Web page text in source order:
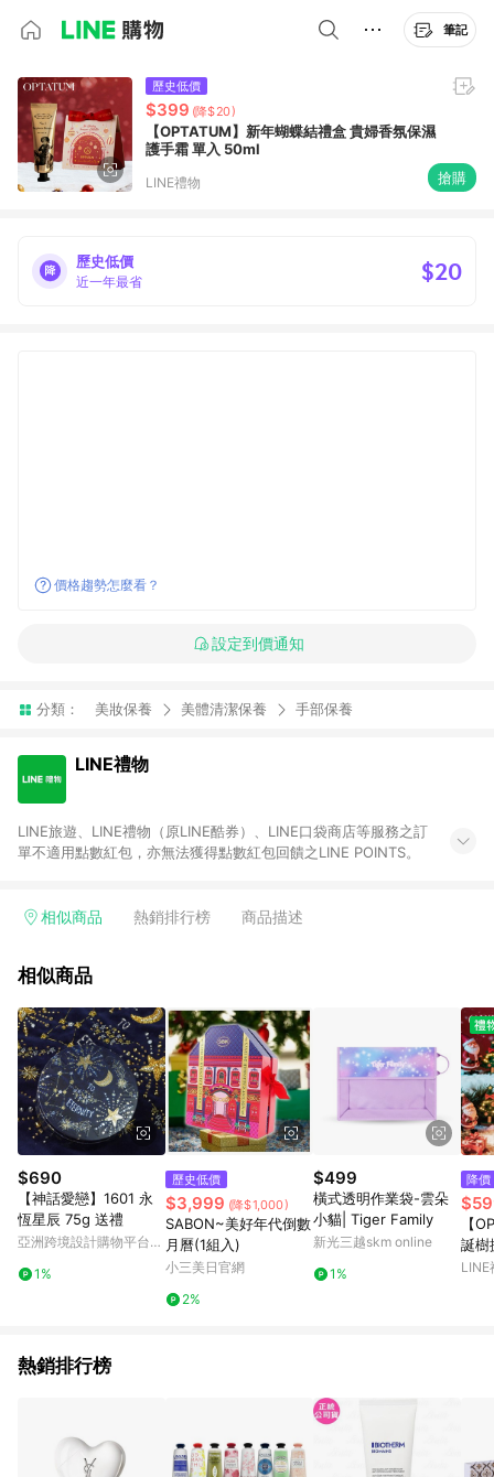
筆記
歷史低價
$399 (降$20)
【OPTATUM】新年蝴蝶結禮盒 貴婦香氛保濕
護手霜 單入 50ml
LINE禮物 搶購
歷史低價
近一年最省 $20
價格趨勢怎麼看？
設定到價通知
分類： 美妝保養 美體清潔保養 手部保養
LINE禮物
LINE旅遊、LINE禮物（原LINE酷券）、LINE口袋商店等服務之訂
單不適用點數紅包，亦無法獲得點數紅包回饋之LINE POINTS。
相似商品 熱銷排行榜 商品描述
相似商品
$690
【神話愛戀】1601 永
恆星辰 75g 送禮
亞洲跨境設計購物平台
1%
歷史低價
$3,999 (降$1,000)
SABON~美好年代倒數
月曆(1組入)
小三美日官網
2%
$499
橫式透明作業袋-雲朵
小貓| Tiger Family
新光三越skm online
1%
降價
【
誕樹
精
LINE
熱銷排行榜